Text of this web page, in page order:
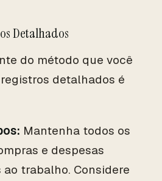
Detalhados
do método que você
detalhados é
Mantenha todos os
e despesas
trabalho. Considere